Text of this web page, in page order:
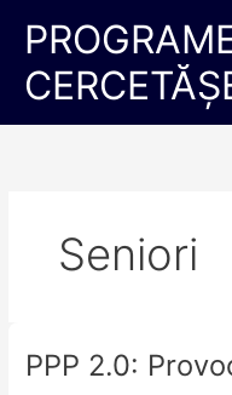
Seniori
PPP 2.0:
PPP
a
t